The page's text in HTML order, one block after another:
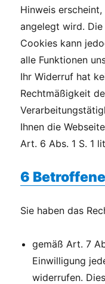
Hinweis
angelegt wird.
Cookies kann
alle Funktionen
Ihr Widerruf hat
Rechtmäßigkeit
Ihnen die
Art. 6 Abs. 1 S. 1
6
Sie haben das
gemäß Art. 7
Einwilligung
widerrufen.